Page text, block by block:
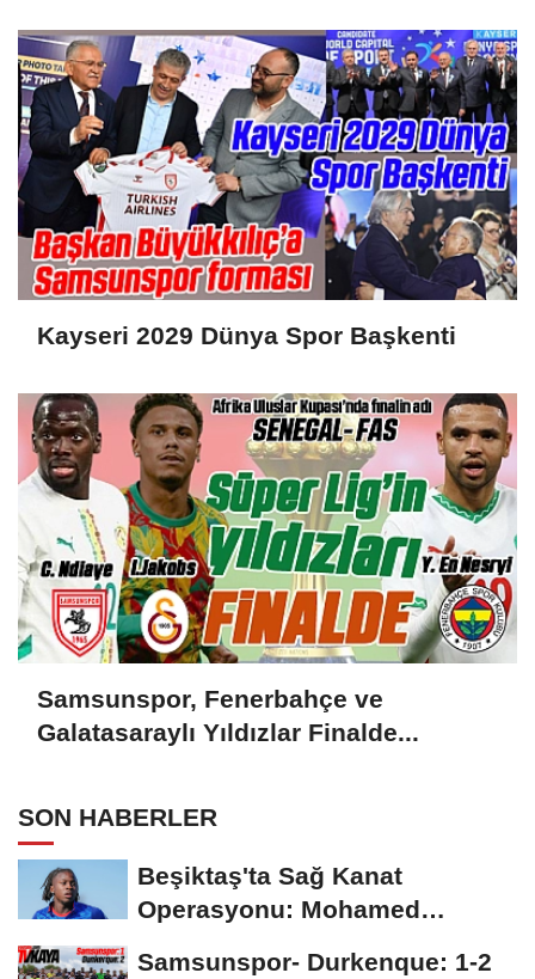
Kayseri 2029 Dünya Spor Başkenti
Samsunspor, Fenerbahçe ve
Galatasaraylı Yıldızlar Finalde...
SON HABERLER
Beşiktaş'ta Sağ Kanat
Operasyonu: Mohamed
Samsunspor- Durkenque: 1-2